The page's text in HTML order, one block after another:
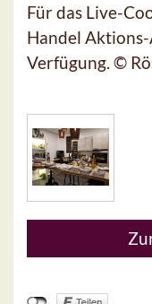
Für das Live-
Handel
Verfügung. ©